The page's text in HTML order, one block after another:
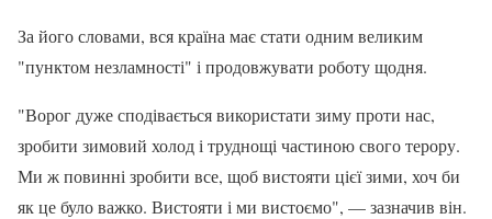
За його словами, вся країна має стати одним великим
"пунктом незламності" і продовжувати роботу щодня.
"Ворог дуже сподівається використати зиму проти нас,
зробити зимовий холод і труднощі частиною свого терору.
Ми ж повинні зробити все, щоб вистояти цієї зими, хоч би
як це було важко. Вистояти і ми вистоємо", — зазначив він.